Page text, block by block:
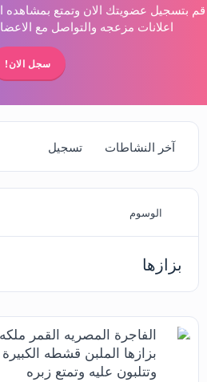
قم بتسجيل عضويتك الان وتمتع بمشاهده
اعلانات مزعجه والتواصل مع
سجل الان!
آخر النشاطات تسجيل
الوسوم
بزازها
الفاجرة المصريه القمر
بزازها الملبن قشطه
وتتلبون عليه وتمتع زبره